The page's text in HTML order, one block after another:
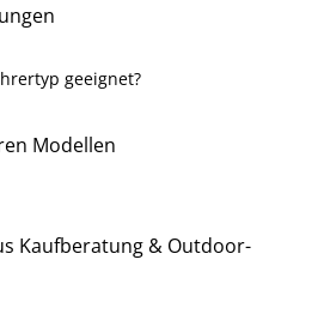
geeignet?
Modellen
Kaufberatung & Outdoor-